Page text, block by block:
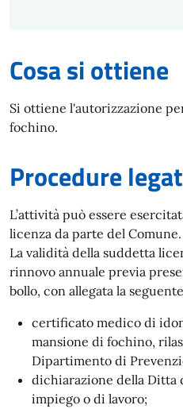
Cosa si ottiene
Si ottiene l'autorizzazione
fochino.
Procedure
L’attività può essere
licenza da parte del Comune.
La validità della suddetta
rinnovo annuale previa
bollo, con allegata la
certificato medico di
mansione di fochino,
Dipartimento di
dichiarazione della
impiego o di lavoro;